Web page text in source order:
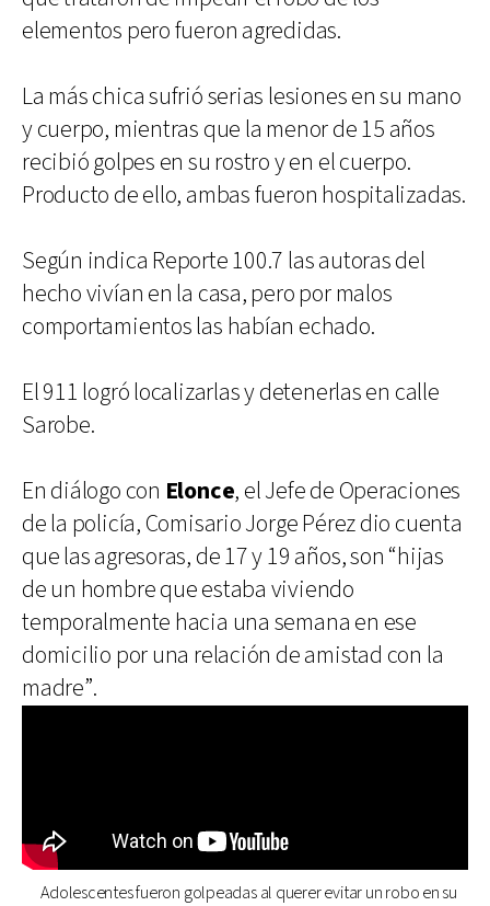
elementos pero fueron agredidas.
La más chica sufrió serias lesiones en su mano
y cuerpo, mientras que la menor de 15 años
recibió golpes en su rostro y en el cuerpo.
Producto de ello, ambas fueron hospitalizadas.
Según indica Reporte 100.7 las autoras del
hecho vivían en la casa, pero por malos
comportamientos las habían echado.
El 911 logró localizarlas y detenerlas en calle
Sarobe.
En diálogo con Elonce, el Jefe de Operaciones
de la policía, Comisario Jorge Pérez dio cuenta
que las agresoras, de 17 y 19 años, son “hijas
de un hombre que estaba viviendo
temporalmente hacia una semana en ese
domicilio por una relación de amistad con la
madre”.
Adolescentes fueron golpeadas al querer evitar un robo en su